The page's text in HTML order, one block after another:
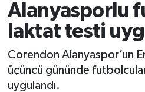
Alanyasporlu
laktat testi
Corendon Alanyaspor’un
üçüncü gününde
uygulandı.
Spor
Ekonomi
Tüm Manşetler
Son Dakika Haberleri
Haber Arşivi